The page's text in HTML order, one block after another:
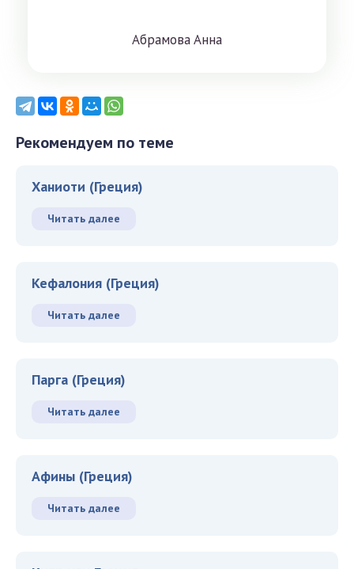
Aбрaмoвa Aннa
Рекомендуем по теме
Ханиоти (Греция)
Читать далее
Кефалония (Греция)
Читать далее
Парга (Греция)
Читать далее
Афины (Греция)
Читать далее